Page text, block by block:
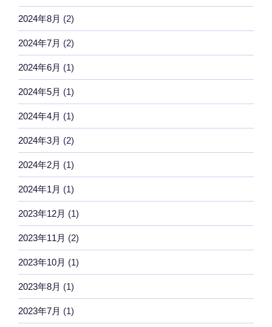
2024年8月 (2)
2024年7月 (2)
2024年6月 (1)
2024年5月 (1)
2024年4月 (1)
2024年3月 (2)
2024年2月 (1)
2024年1月 (1)
2023年12月 (1)
2023年11月 (2)
2023年10月 (1)
2023年8月 (1)
2023年7月 (1)